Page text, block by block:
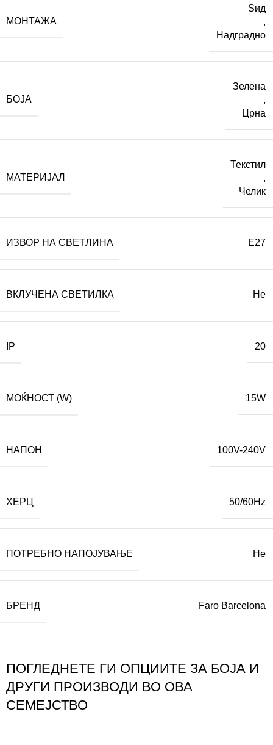
МОНТАЖА
Ѕид
,
Надградно
БОЈА
Зелена
,
Црна
МАТЕРИЈАЛ
Текстил
,
Челик
ИЗВОР НА СВЕТЛИНА E27
ВКЛУЧЕНА СВЕТИЛКА Не
IP 20
МОЌНОСТ (W) 15W
НАПОН 100V-240V
ХЕРЦ 50/60Hz
ПОТРЕБНО НАПОЈУВАЊЕ Не
БРЕНД Faro Barcelona
ПОГЛЕДНЕТЕ ГИ ОПЦИИТЕ ЗА БОЈА И
ДРУГИ ПРОИЗВОДИ ВО ОВА
СЕМЕЈСТВО